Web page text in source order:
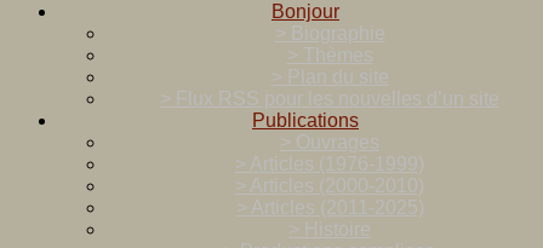
Bonjour
> Biographie
> Thèmes
> Plan du site
> Flux RSS pour les nouvelles d’un site
Publications
> Ouvrages
> Articles (1976-1999)
> Articles (2000-2010)
> Articles (2011-2025)
> Histoire